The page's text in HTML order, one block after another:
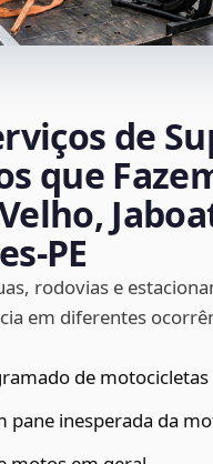
de
que
rodovias e
em diferentes
de motocicletas
pane inesperada da